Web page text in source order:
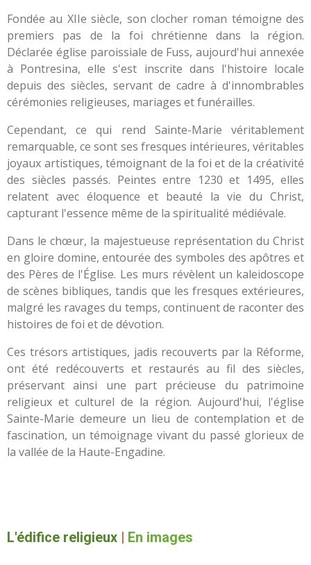
Fondée au XIIe siècle, son clocher roman témoigne des
premiers pas de la foi chrétienne dans la région.
Déclarée église paroissiale de Fuss, aujourd'hui annexée
à Pontresina, elle s'est inscrite dans l'histoire locale
depuis des siècles, servant de cadre à d'innombrables
cérémonies religieuses, mariages et funérailles.
Cependant, ce qui rend Sainte-Marie véritablement
remarquable, ce sont ses fresques intérieures, véritables
joyaux artistiques, témoignant de la foi et de la créativité
des siècles passés. Peintes entre 1230 et 1495, elles
relatent avec éloquence et beauté la vie du Christ,
capturant l'essence même de la spiritualité médiévale.
Dans le chœur, la majestueuse représentation du Christ
en gloire domine, entourée des symboles des apôtres et
des Pères de l'Église. Les murs révèlent un kaleidoscope
de scènes bibliques, tandis que les fresques extérieures,
malgré les ravages du temps, continuent de raconter des
histoires de foi et de dévotion.
Ces trésors artistiques, jadis recouverts par la Réforme,
ont été redécouverts et restaurés au fil des siècles,
préservant ainsi une part précieuse du patrimoine
religieux et culturel de la région. Aujourd'hui, l'église
Sainte-Marie demeure un lieu de contemplation et de
fascination, un témoignage vivant du passé glorieux de
la vallée de la Haute-Engadine.
L'édifice religieux En images